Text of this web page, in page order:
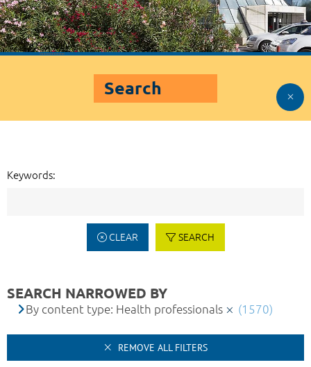
Search
Keywords:
CLEAR SEARCH
SEARCH NARROWED BY
By content type: Health professionals (1570)
REMOVE ALL FILTERS